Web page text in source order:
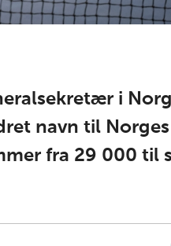
i
navn til
fra 29 000 til